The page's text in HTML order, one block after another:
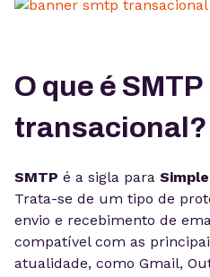
O que é SMTP
transacional?
SMTP é a sigla para
Trata-se de um tipo de
envio e recebimento de
compatível com as
atualidade, como Gmail,